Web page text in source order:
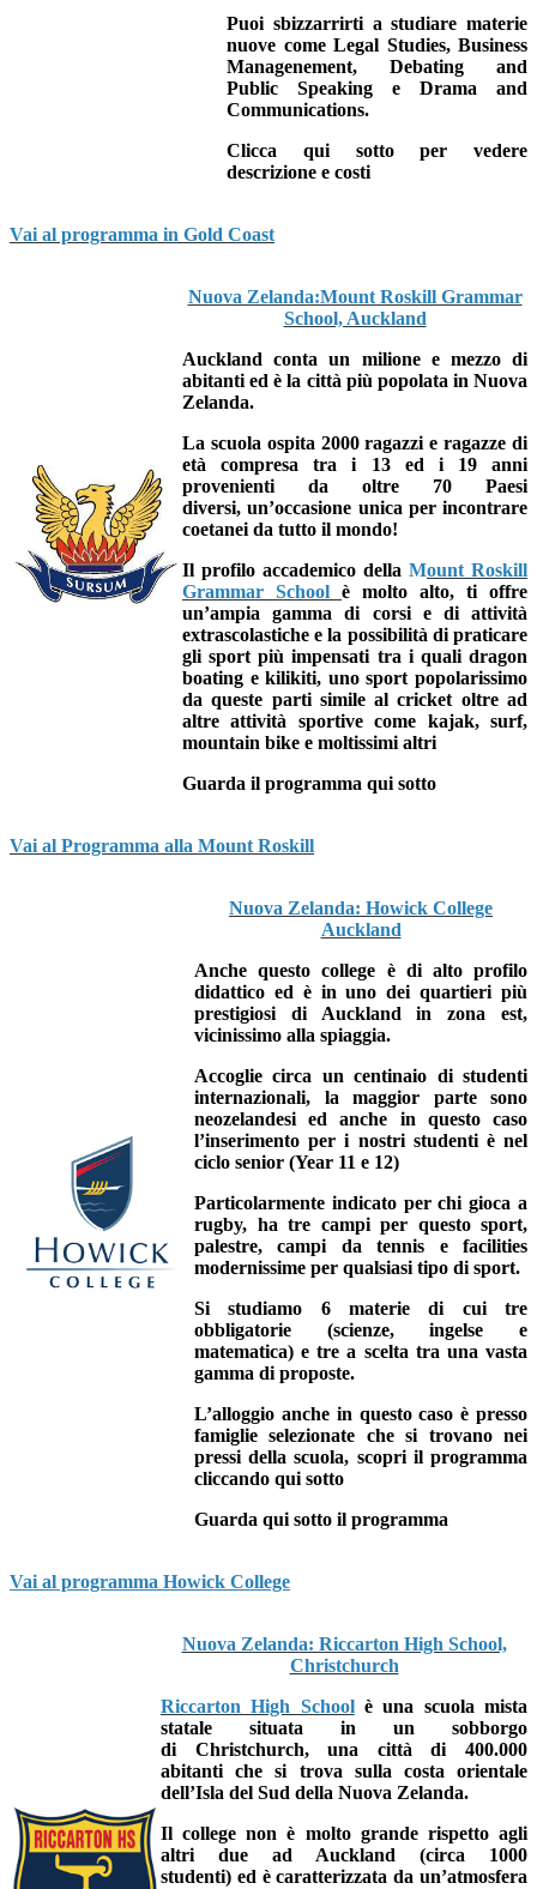
Puoi sbizzarrirti a studiare materie
nuove come Legal Studies, Business
Managenement, Debating and
Public Speaking e Drama and
Communications.
Clicca qui sotto per vedere
descrizione e costi
Vai al programma in Gold Coast
Nuova Zelanda:Mount Roskill Grammar
School, Auckland
Auckland conta un milione e mezzo di
abitanti ed è la città più popolata in Nuova
Zelanda.
La scuola ospita 2000 ragazzi e ragazze di
età compresa tra i 13 ed i 19 anni
provenienti
da oltre 70 Paesi
diversi, un’occasione unica per incontrare
coetanei da tutto il mondo!
Il profilo accademico della Mount Roskill
Grammar School è molto alto, ti offre
un’ampia gamma di corsi e di attività
extrascolastiche e la possibilità di praticare
gli sport più impensati tra i quali dragon
boating e kilikiti, uno sport popolarissimo
da queste parti simile al cricket oltre ad
altre attività sportive come kajak, surf,
mountain bike e moltissimi altri
Guarda il programma qui sotto
Vai al Programma alla Mount Roskill
Nuova Zelanda: Howick College
Auckland
Anche questo college è di alto profilo
didattico ed è in uno dei quartieri più
prestigiosi di Auckland in zona est,
vicinissimo alla spiaggia.
Accoglie circa un centinaio di studenti
internazionali,
la maggior parte sono
neozelandesi ed anche in questo caso
l’inserimento per i nostri studenti è nel
ciclo senior (Year 11 e 12)
Particolarmente indicato per chi gioca a
rugby, ha tre campi per questo sport,
palestre, campi da tennis e facilities
modernissime per qualsiasi tipo di sport.
Si studiamo 6 materie di cui tre
obbligatorie
(scienze, ingelse e
matematica) e tre a scelta tra una vasta
gamma di proposte.
L’alloggio anche in questo caso è presso
famiglie selezionate che si trovano nei
pressi della scuola, scopri il programma
cliccando qui sotto
Guarda qui sotto il programma
Vai al programma Howick College
Nuova Zelanda: Riccarton High School,
Christchurch
Riccarton High School è una scuola mista
statale situata in un sobborgo
di
Christchurch, una città di 400.000
abitanti che si trova sulla costa orientale
dell’Isla del Sud della Nuova Zelanda.
Il college non è molto grande rispetto agli
altri due ad Auckland (circa 1000
studenti) ed è caratterizzata da un’atmosfera